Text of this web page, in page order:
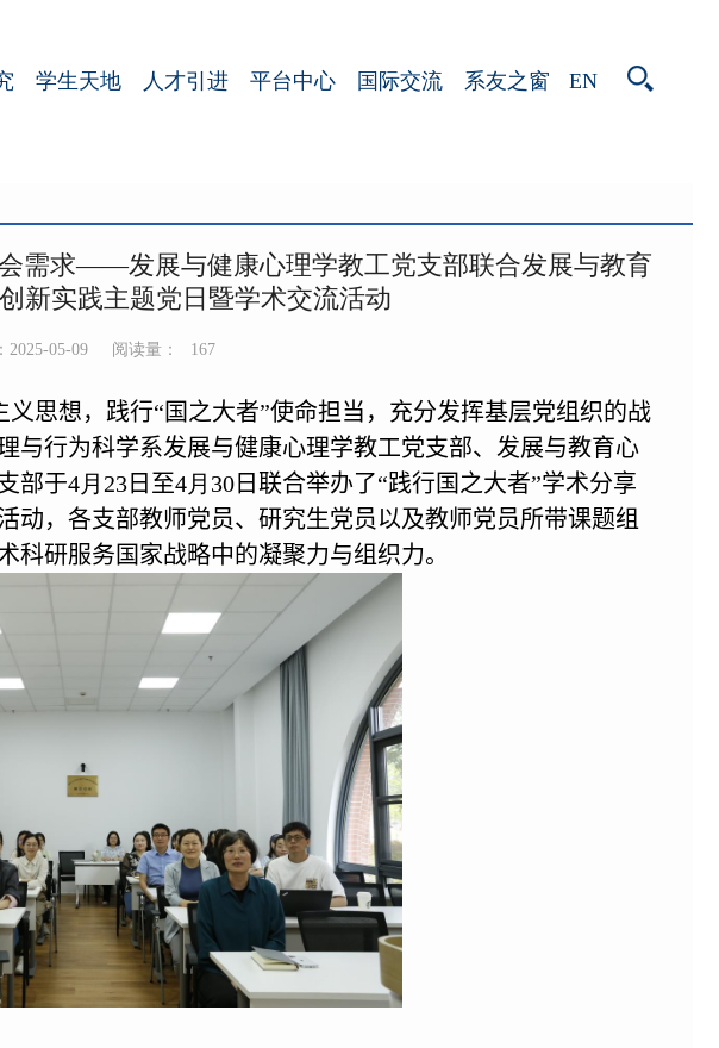
学生天地 人才引进 平台中心 国际交流 系友之窗 EN
需求——发展与健康心理学教工党支部联合发展与教育
新实践主题党日暨学术交流活动
2025-05-09 阅读量： 167
思想，践行“国之大者”使命担当，充分发挥基层党组织的战
与行为科学系发展与健康心理学教工党支部、发展与教育心
部于4月 23 日 至4月 30 日联合举办了“践行国之大者”学术分享
动， 各支部教师党员、研究生党员以及教师党员所带课题组
研服务国家战略中的凝聚力与组织力。